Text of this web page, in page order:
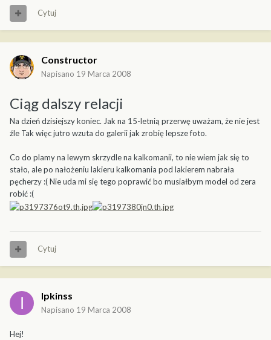
Cytuj
Constructor
Napisano 19 Marca 2008
Ciąg dalszy relacji
Na dzień dzisiejszy koniec. Jak na 15-letnią przerwę uważam, że nie jest
źle Tak więc jutro wzuta do galerii jak zrobię lepsze foto.
Co do plamy na lewym skrzydle na kalkomanii, to nie wiem jak się to
stało, ale po nałożeniu lakieru kalkomania pod lakierem nabrała
pęcherzy :( Nie uda mi się tego poprawić bo musiałbym model od zera
robić :(
Cytuj
Ipkinss
Napisano 19 Marca 2008
Hej!